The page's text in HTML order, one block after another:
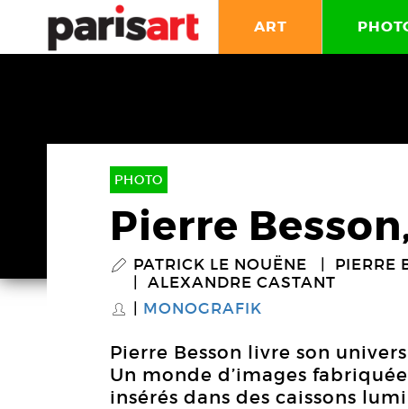
ART
PHOTO
Pierre
P PATRICK LE NOUËNE PIERRE
ALEXANDRE CASTANT
S MONOGRAFIK
Pierre Besson livre son
Un monde d’images
insérés dans des caissons